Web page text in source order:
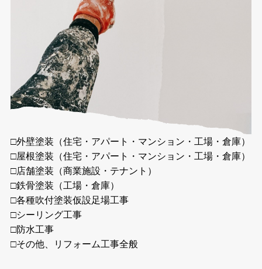
□外壁塗装（住宅・アパート・マンション・工場・倉庫）
□屋根塗装（住宅・アパート・マンション・工場・倉庫）
□店舗塗装（商業施設・テナント）
□鉄骨塗装（工場・倉庫）
□各種吹付塗装仮設足場工事
□シーリング工事
□防水工事
□その他、リフォーム工事全般